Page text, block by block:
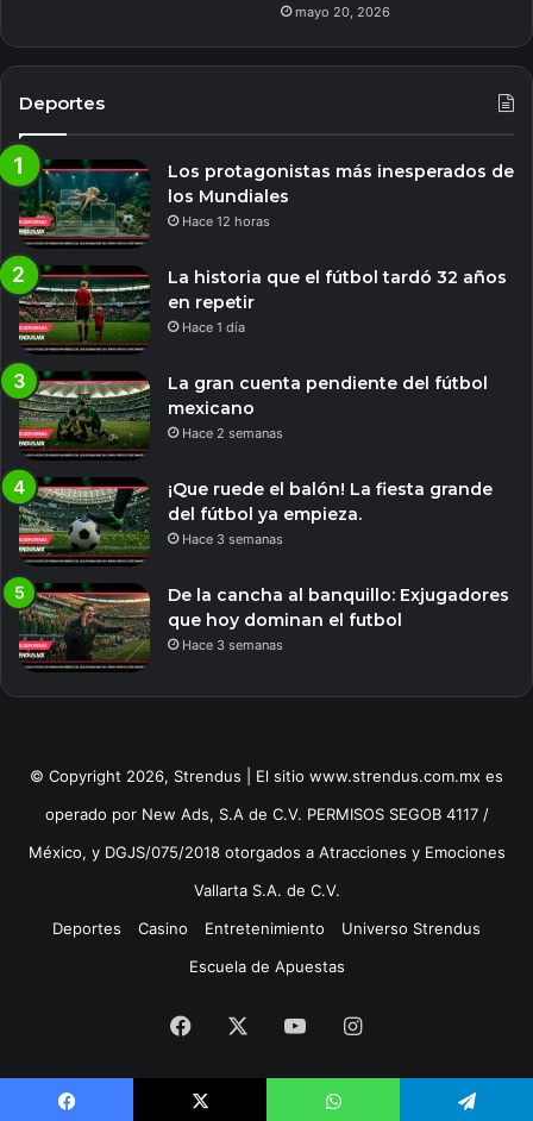
mayo 20, 2026
Deportes
Los protagonistas más inesperados de
los Mundiales
Hace 12 horas
La historia que el fútbol tardó 32 años
en repetir
Hace 1 día
La gran cuenta pendiente del fútbol
mexicano
Hace 2 semanas
¡Que ruede el balón! La fiesta grande
del fútbol ya empieza.
Hace 3 semanas
De la cancha al banquillo: Exjugadores
que hoy dominan el futbol
Hace 3 semanas
© Copyright 2026, Strendus | El sitio www.strendus.com.mx es
operado por New Ads, S.A de C.V. PERMISOS SEGOB 4117 /
México, y DGJS/075/2018 otorgados a Atracciones y Emociones
Vallarta S.A. de C.V.
Deportes
Casino Entretenimiento
Universo Strendus
Escuela de Apuestas
Facebook YouTubeInstagram